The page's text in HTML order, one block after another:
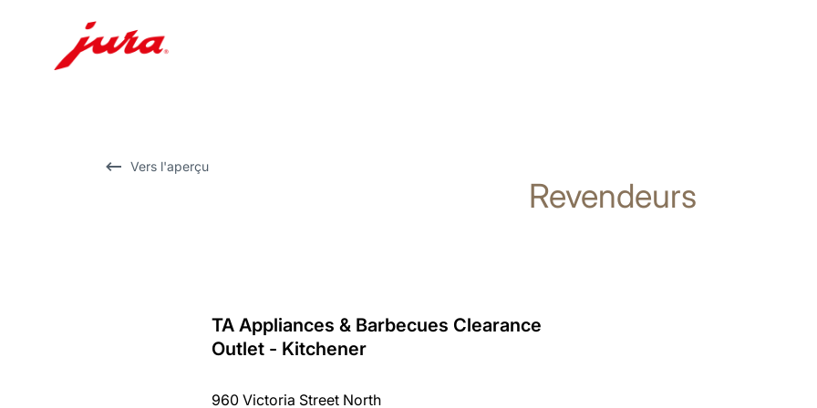
Vers l'aperçu
Revendeurs
Revenir
TA Appliances & Barbecues Clearance
Outlet - Kitchener
960 Victoria Street North